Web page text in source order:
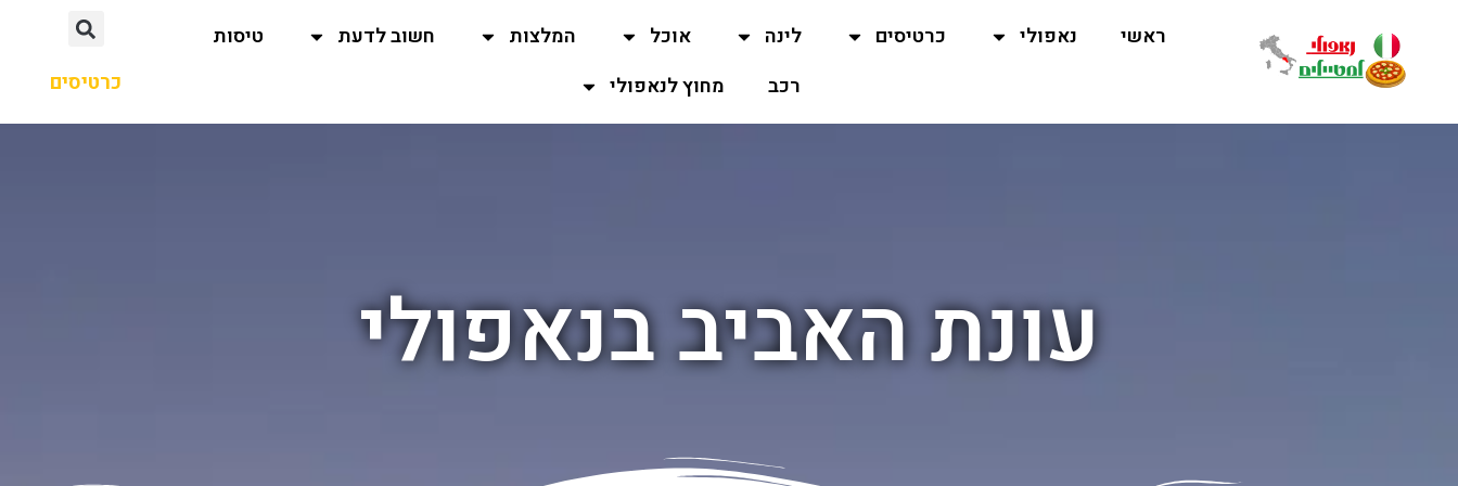
ראשי נאפולי כרטיסים לינה אוכל המלצות חשוב לדעת
טיסות
רכב
מחוץ לנאפולי כרטיסים
עונת האביב בנאפולי